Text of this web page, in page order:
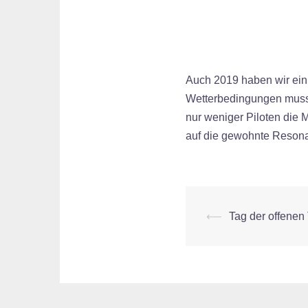
Auch 2019 haben wir
Wetterbedingungen
nur weniger Piloten die
auf die gewohnte
Beitrags-
⟵ Tag der offenen